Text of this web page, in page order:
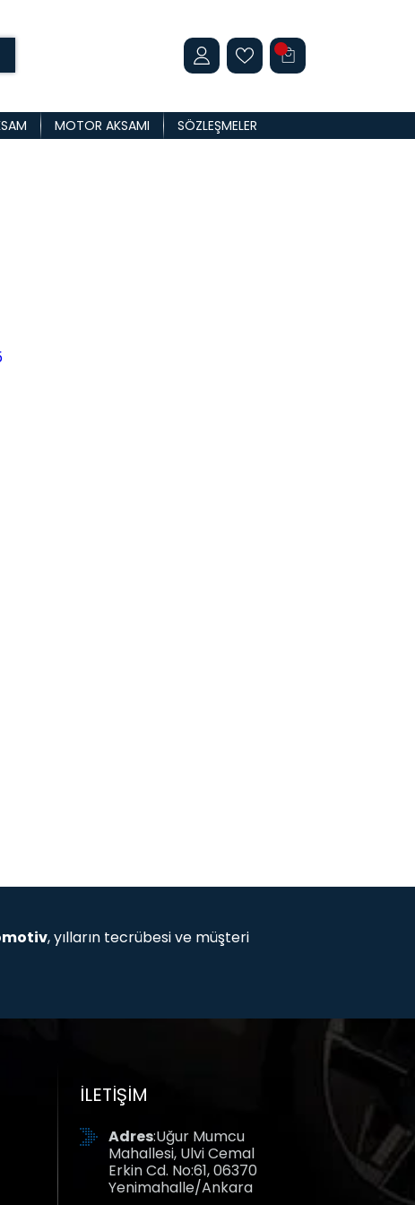
MOTOR AKSAMI SÖZLEŞMELER
, yılların tecrübesi ve müşteri
kadar geniş ürün yelpazemizle
parçalar... İhtiyacınız olan her şeyi
İLETIŞIM
Adres:Uğur Mumcu
Mahallesi, Ulvi Cemal
Erkin Cd. No:61, 06370
Yenimahalle/Ankara